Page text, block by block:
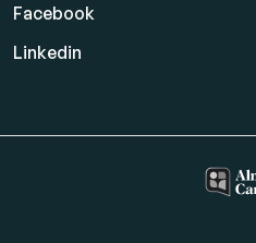
Facebook
Linkedin